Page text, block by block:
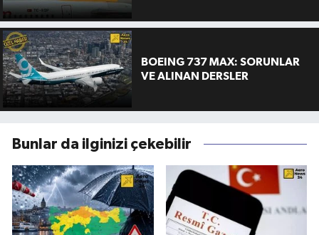
BOEING 737 MAX: SORUNLAR
VE ALINAN DERSLER
Bunlar da ilginizi çekebilir